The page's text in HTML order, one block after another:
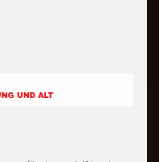
UND ALT